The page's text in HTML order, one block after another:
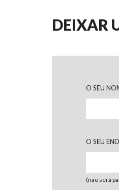
DEIXAR
O SEU
O SEU
(não será